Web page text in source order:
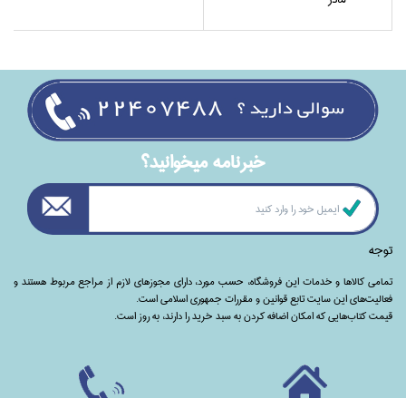
خبرنامه ميخوانيد؟
توجه
تمامی‌ کالاها و خدمات این فروشگاه، حسب مورد،‌ دارای مجوزهای لازم از مراجع مربوط هستند ‌و‌‌
فعالیت‌های این سایت تابع قوانین و مقررات جمهوری اسلامی است.
قیمت کتاب‌هایی که امکان اضافه کردن به سبد خرید را دارند،‌ به روز است.